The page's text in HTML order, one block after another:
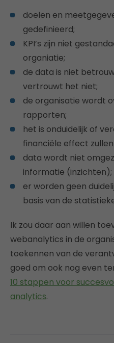
doelen en
gedefinieerd;
KPI’s zijn niet
organiatie;
de data is niet
vertrouwt het niet;
de organisatie wordt
rapporten;
het is onduidelijk of
financiële effect
data wordt niet
informatie (inzichten);
er worden geen
basis van de
Ik zou daar aan willen
webanalytics in de
toekennen van de
goed om ook nog even
10 stappen voor
analytics.